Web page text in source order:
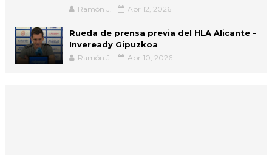
Ramón J. Apr 12, 2026
Rueda de prensa previa del HLA Alicante -
Inveready Gipuzkoa
Ramón J. Apr 10, 2026